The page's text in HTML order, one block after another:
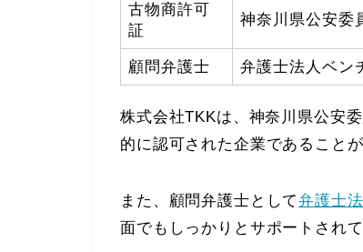
古物商許可
証
神奈川県公安委
顧問弁護士 弁護士法人ベン
株式会社TKKは、神奈川県公安
的に認可された企業であること
また、顧問弁護士として弁護士
面でもしっかりとサポートされ